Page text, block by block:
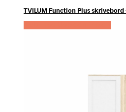
TVILUM Function Plus